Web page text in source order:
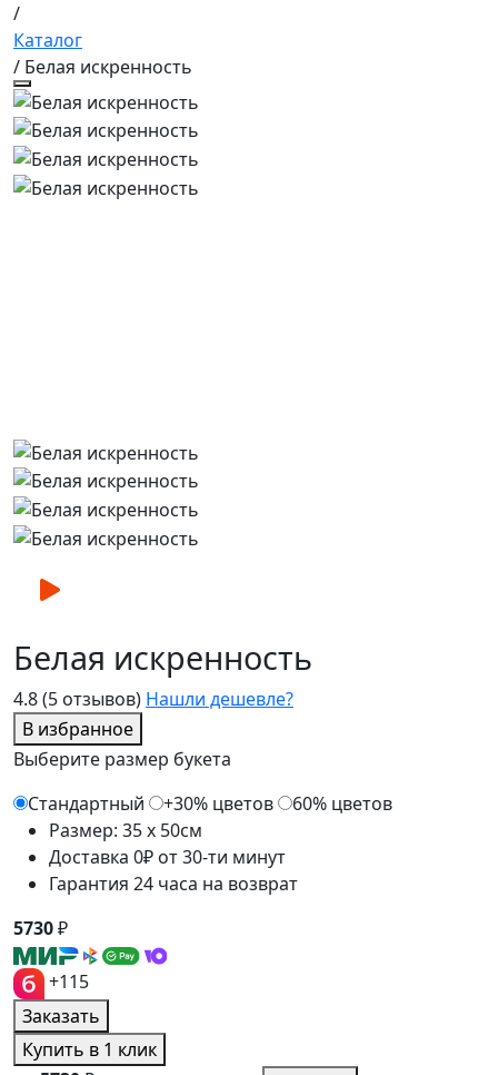
/
Каталог
/ Белая искренность
4.8(5 отзывов) Нашли дешевле?
В избранное
Белая искренность
Выберите размер букета
Стандартный
+30% цветов
60% цветов
Размер: 35 x 50см
Доставка 0₽ от 30-ти минут
Гарантия 24 часа на возврат
5730₽
+115
Заказать
Купить в 1 клик